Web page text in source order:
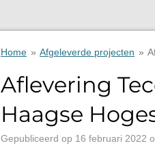
Home » Afgeleverde projecten »
Aflevering
Haagse
Gepubliceerd op 16 februari 2022